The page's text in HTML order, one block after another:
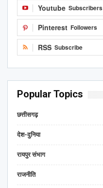
Youtube Subscribers
Pinterest Followers
RSS Subscribe
Popular Topics
छत्तीसगढ़
देश-दुनिया
रायपुर संभाग
राजनीति